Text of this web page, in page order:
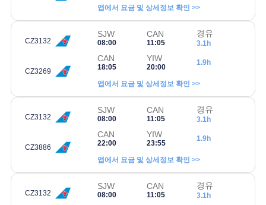
앱에서 요금 및 상세정보 확인 >>
CZ3132
SJW
08:00
CAN
11:05
경유
3.1h
CZ3269
CAN
18:05
YIW
20:00
1.9h
앱에서 요금 및 상세정보 확인 >>
CZ3132
SJW
08:00
CAN
11:05
경유
3.1h
CZ3886
CAN
22:00
YIW
23:55
1.9h
앱에서 요금 및 상세정보 확인 >>
CZ3132
SJW
08:00
CAN
11:05
경유
3.1h